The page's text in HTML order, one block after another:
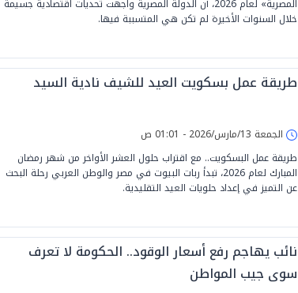
المصرية» لعام 2026، أن الدولة المصرية واجهت تحديات اقتصادية جسيمة
خلال السنوات الأخيرة لم تكن هي المتسببة فيها.
طريقة عمل بسكويت العيد للشيف نادية السيد
الجمعة 13/مارس/2026 - 01:01 ص
طريقة عمل البسكويت.. مع اقتراب حلول العشر الأواخر من شهر رمضان
المبارك لعام 2026، تبدأ ربات البيوت في مصر والوطن العربي رحلة البحث
عن التميز في إعداد حلويات العيد التقليدية.
نائب يهاجم رفع أسعار الوقود.. الحكومة لا تعرف
سوى جيب المواطن